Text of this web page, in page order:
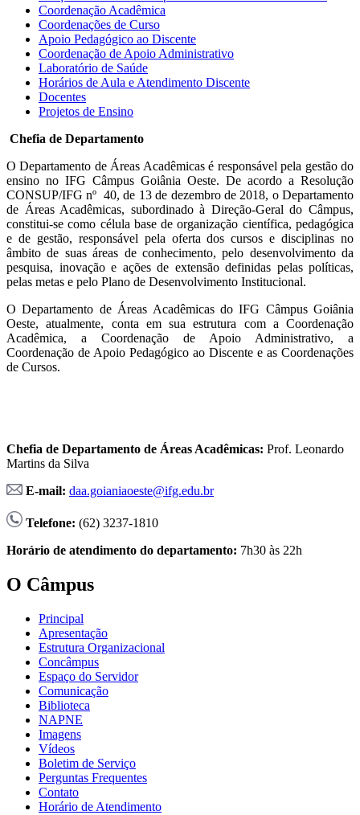
Coordenação Acadêmica
Coordenações de Curso
Apoio Pedagógico ao Discente
Coordenação de Apoio Administrativo
Laboratório de Saúde
Horários de Aula e Atendimento Discente
Docentes
Projetos de Ensino
Chefia de Departamento
O Departamento de Áreas Acadêmicas é responsável pela gestão do
ensino no IFG Câmpus Goiânia Oeste. De acordo a Resolução
CONSUP/IFG nº 40, de 13 de dezembro de 2018, o Departamento
de Áreas Acadêmicas, subordinado à Direção-Geral do Câmpus,
constitui-se como célula base de organização científica, pedagógica
e de gestão, responsável pela oferta dos cursos e disciplinas no
âmbito de suas áreas de conhecimento, pelo desenvolvimento da
pesquisa, inovação e ações de extensão definidas pelas políticas,
pelas metas e pelo Plano de Desenvolvimento Institucional.
O Departamento de Áreas Acadêmicas do IFG Câmpus Goiânia
Oeste, atualmente, conta em sua estrutura com a Coordenação
Acadêmica, a Coordenação de Apoio Administrativo, a
Coordenação de Apoio Pedagógico ao Discente e as Coordenações
de Cursos.
Chefia de Departamento de Áreas Acadêmicas: Prof. Leonardo
Martins da Silva
E-mail: daa.goianiaoeste@ifg.edu.br
Telefone: (62) 3237-1810
Horário de atendimento do departamento: 7h30 às 22h
O Câmpus
Principal
Apresentação
Estrutura Organizacional
Concâmpus
Espaço do Servidor
Comunicação
Biblioteca
NAPNE
Imagens
Vídeos
Boletim de Serviço
Perguntas Frequentes
Contato
Horário de Atendimento